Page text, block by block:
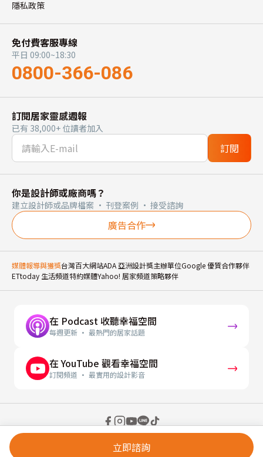
立即諮詢
隱私政策
免付費客服專線
平日 09:00~18:30
0800-366-086
訂閱居家靈感週報
已有 38,000+ 位讀者加入
訂閱
你是設計師或廠商嗎？
建立設計師或品牌檔案 · 刊登案例 · 接受諮詢
廣告合作
媒體報導與獲獎台灣百大網站ADA 亞洲設計獎主辦單位Google 優質合作夥伴
ETtoday 生活頻道特約媒體Yahoo! 居家頻道策略夥伴
在 Podcast 收聽幸福空間
每週更新 · 最熱門的居家話題
在 YouTube 觀看幸福空間
訂閱頻道 · 最實用的設計影音
© 2026 幸福空間 Gorgeous Space Co., Ltd.